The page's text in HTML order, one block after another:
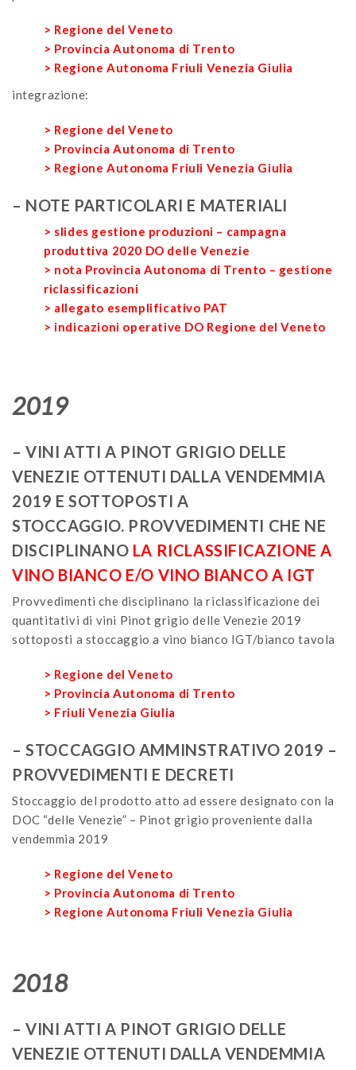
> Regione del Veneto
> Provincia Autonoma di Trento
> Regione Autonoma Friuli Venezia Giulia
integrazione:
> Regione del Veneto
> Provincia Autonoma di Trento
> Regione Autonoma Friuli Venezia Giulia
– NOTE PARTICOLARI E MATERIALI
> slides gestione produzioni – campagna
produttiva 2020 DO delle Venezie
> nota Provincia Autonoma di Trento – gestione
riclassificazioni
> allegato esemplificativo PAT
> indicazioni operative DO Regione del Veneto
2019
– VINI ATTI A PINOT GRIGIO DELLE
VENEZIE OTTENUTI DALLA VENDEMMIA
2019 E SOTTOPOSTI A
STOCCAGGIO. PROVVEDIMENTI CHE NE
DISCIPLINANO LA RICLASSIFICAZIONE A
VINO BIANCO E/O VINO BIANCO A IGT
Provvedimenti che disciplinano la riclassificazione dei
quantitativi di vini Pinot grigio delle Venezie 2019
sottoposti a stoccaggio a vino bianco IGT/bianco tavola
> Regione del Veneto
> Provincia Autonoma di Trento
> Friuli Venezia Giulia
– STOCCAGGIO AMMINSTRATIVO 2019 –
PROVVEDIMENTI E DECRETI
Stoccaggio del prodotto atto ad essere designato con la
DOC “delle Venezie” – Pinot grigio proveniente dalla
vendemmia 2019
> Regione del Veneto
> Provincia Autonoma di Trento
> Regione Autonoma Friuli Venezia Giulia
2018
– VINI ATTI A PINOT GRIGIO DELLE
VENEZIE OTTENUTI DALLA VENDEMMIA